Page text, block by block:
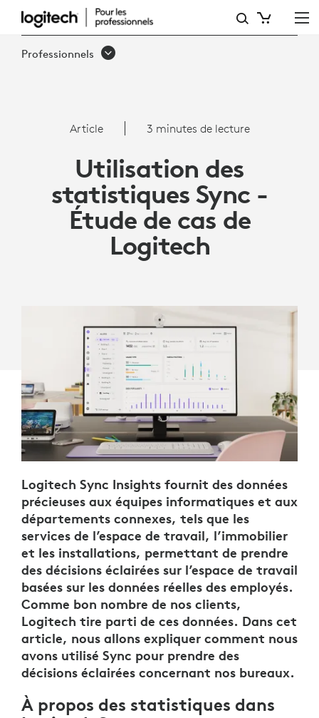
ARTICLE:
UTILISATION
ÉTUDE
Professionnels
Article 3 minutes de lecture
Utilisation des
statistiques Sync -
Étude de cas de
Logitech
Logitech Sync Insights fournit des données
précieuses aux équipes informatiques et aux
départements connexes, tels que les
services de l’espace de travail, l’immobilier
et les installations, permettant de prendre
des décisions éclairées sur l’espace de travail
basées sur les données réelles des employés.
Comme bon nombre de nos clients,
Logitech tire parti de ces données. Dans cet
article, nous allons expliquer comment nous
avons utilisé Sync pour prendre des
décisions éclairées concernant nos bureaux.
À propos des statistiques dans